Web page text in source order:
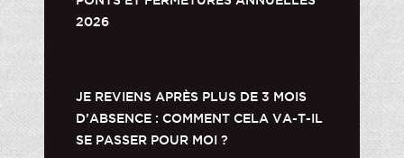
2026
JE REVIENS APRÈS PLUS DE 3 MOIS
D’ABSENCE : COMMENT CELA VA-T-IL
SE PASSER POUR MOI ?